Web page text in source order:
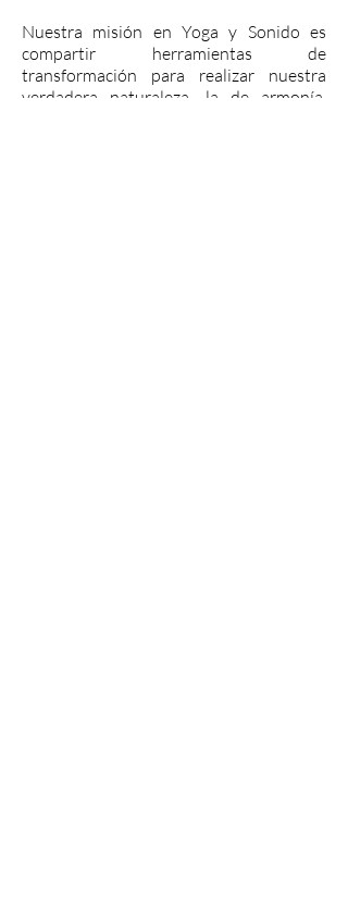
Nuestra misión en Yoga y Sonido es
compartir herramientas de
transformación para realizar nuestra
verdadera naturaleza, la de armonía,